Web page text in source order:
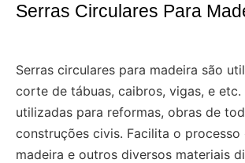
Serras Circulares Para
Serras circulares para madeira são
corte de tábuas, caibros, vigas, e etc.
utilizadas para reformas, obras de
construções civis. Facilita o
madeira e outros diversos materiais